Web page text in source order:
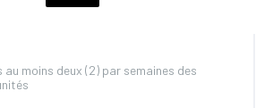
au moins deux (2) par semaines des